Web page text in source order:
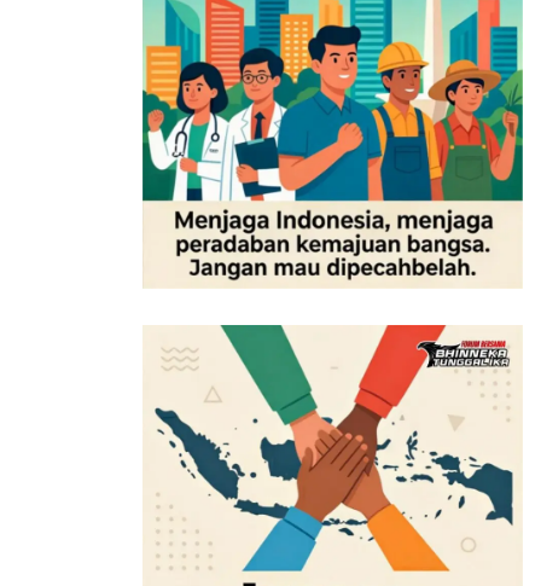
ide-ide baru. Saya yakin kekalahan ini bukanlah akhir,
melainkan awal dari sebuah siklus baru.”
Meski gagal membawa Brasil melaju ke perempat final,
Neymar tetap meninggalkan jejak melalui gol dan
momen duel mental yang menjadi sorotan. Laga ini
sekaligus menandai berakhirnya satu era penting
dalam perjalanan sang penyerang bersama Selecao.
"FIFA World Cup 2026"
"Sepak Bola Dunia"
Bruno Guimaraes
Carlo Ancelotti
Casemiro
Kabar5News Neymar
Norwegia
Piala Dunia 2026 Timnas Brasil